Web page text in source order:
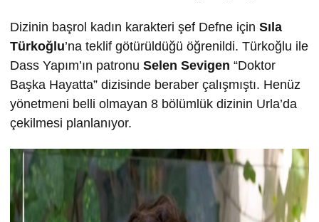
Dizinin başrol kadın karakteri şef Defne için Sıla
Türkoğlu’na teklif götürüldüğü öğrenildi. Türkoğlu ile
Dass Yapım’ın patronu Selen Sevigen “Doktor
Başka Hayatta” dizisinde beraber çalışmıştı. Henüz
yönetmeni belli olmayan 8 bölümlük dizinin Urla’da
çekilmesi planlanıyor.